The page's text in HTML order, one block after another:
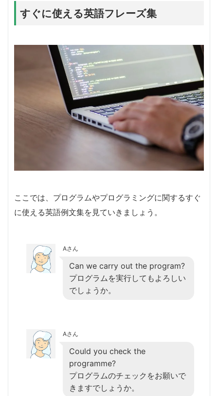
すぐに使える英語フレーズ集
ここでは、プログラムやプログラミングに関するすぐ
に使える英語例文集を見ていきましょう。
Aさん
Can we carry out the program?
プログラムを実行してもよろしい
でしょうか。
Aさん
Could you check the
programme?
プログラムのチェックをお願いで
きますでしょうか。